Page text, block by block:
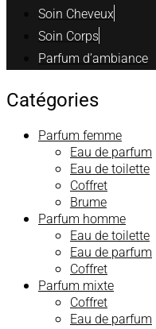
Soin Cheveux
Soin Corps
Parfum d’ambiance
Catégories
Parfum femme
Eau de parfum
Eau de toilette
Coffret
Brume
Parfum homme
Eau de toilette
Eau de parfum
Coffret
Parfum mixte
Coffret
Eau de parfum